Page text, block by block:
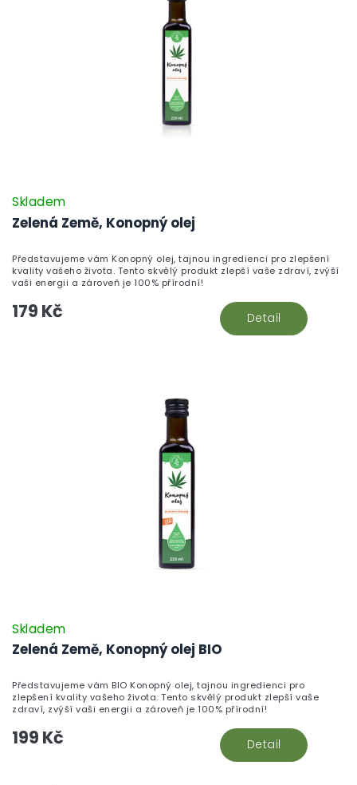
Zelená Země, Konopný olej
Skladem
179 Kč Detail
Představujeme vám Konopný olej, tajnou ingredienci pro zlepšení
kvality vašeho života. Tento skvělý produkt zlepší vaše zdraví, zvýší
vaši energii a zároveň je 100% přírodní!
Zelená Země, Konopný olej BIO
Skladem
199 Kč Detail
Představujeme vám BIO Konopný olej, tajnou ingredienci pro
zlepšení kvality vašeho života. Tento skvělý produkt zlepší vaše
zdraví, zvýší vaši energii a zároveň je 100% přírodní!